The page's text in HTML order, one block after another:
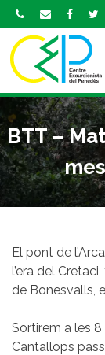
k
c
o
n
t
e
BTT –
El pont de
l’era del
de Bonesvalls,
Sortirem a les
Cantallops